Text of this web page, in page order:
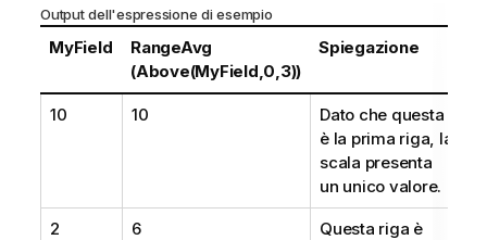
i
s
g
m
Output dell'espressione di esempio
MyField
RangeAvg
(Above(MyField,0,3))
Spiegazione
10 10
Dato che questa
è la prima riga, la
scala presenta
un unico valore.
2 6
Questa riga è